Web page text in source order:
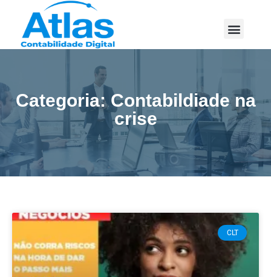
Categoria: Contabildiade na
crise
CLT